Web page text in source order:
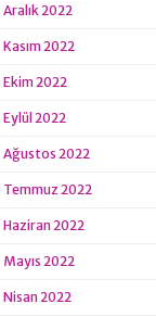
Aralık 2022
Kasım 2022
Ekim 2022
Eylül 2022
Ağustos 2022
Temmuz 2022
Haziran 2022
Mayıs 2022
Nisan 2022